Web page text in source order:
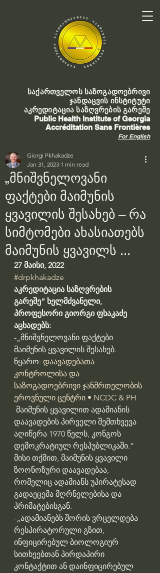
საქართველოს საზოგადოებრივი
ჯანდაცვის ინსტიტუტი
აკრედიტაცია საზღვრების გარეშე
Public Health Institute of Georgia
Accréditation Sans Frontières
For English
„მნიშვნელოვანი
ფაქტები მაიმუნის
ყვავილის შესახებ – რა
სიმტომები ახასიათებს
მაიმუნის ყვავილს ...
Giorgi Pkhakadze
Jan 31, 2023 1 min read
27 მაისი, 2022
#drpkhakadze
აკრედიტაცია საზღვრების
გარეშე“ ხელმძვანელი,
პროფესორი გიორგი ფხაკაძე
აცხადებს:
-„მნიშვნელოვანი ფაქტები
მაიმუნის ყვავილის შესახებ.
წყარო: დაავადებათა
კონტროლისა და
საზოგადოებრივი ჯანმრთელობის
ეროვნული ცენტრი • NCDC & PH
დაავადების პირველი შემთხვევა
აღიწერა 1970 წელს, კონგოს
დემოკრატიულ რესპუბლიკაში.“
მისი თქმით, მაიმუნის ყვავილი
ზოონოზური დაავადებაა,
რომელიც ადამიანს უპირატესად
გადაეცემა მღრნელებისა და
პრიმატებისგან.
-„ადამიანებს შორის ვრცელდება
რესპირატორული გზით,
ინფიცირებულ ბიოლოგიურ
სითხეებთან პირდაპირი
კონტაქტით ან დაინფიცირებულ